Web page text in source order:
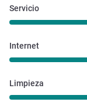
Servicio
Internet
Limpieza